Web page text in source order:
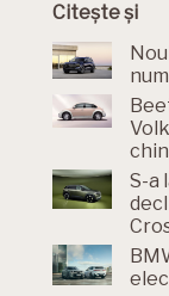
Citește și
S-a